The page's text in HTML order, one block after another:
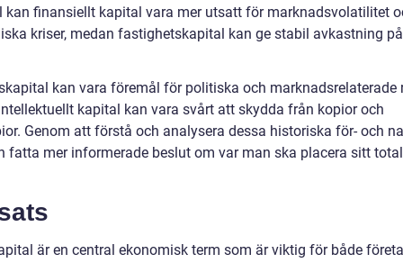
kan finansiellt kapital vara mer utsatt för marknadsvolatilitet
kriser, medan fastighetskapital kan ge stabil avkastning
kan vara föremål för politiska och marknadsrelaterade
kapital kan vara svårt att skydda från kopior och
Genom att förstå och analysera dessa historiska för- och
fatta mer informerade beslut om var man ska placera sitt
är en central ekonomisk term som är viktig för både